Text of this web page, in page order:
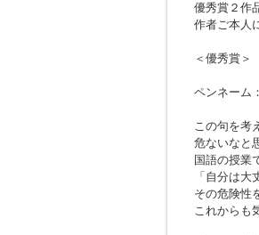
優秀賞２作
作者ご本人
＜優秀賞＞
ペンネーム
この句を考
危ないなと
国語の授業
「自分は
その危険性
これからも